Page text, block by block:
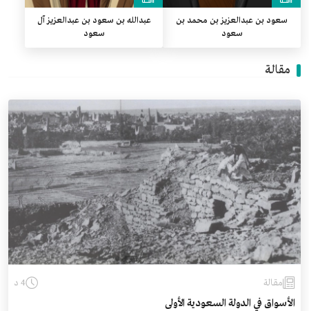
سعود بن عبدالعزيز بن محمد بن
سعود
عبدالله بن سعود بن عبدالعزيز آل
سعود
مقالة
مقالة 4 د
الأسواق في الدولة السعودية الأولى